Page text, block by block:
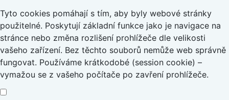
Tyto cookies pomáhají s tím, aby byly webové stránky
použitelné. Poskytují základní funkce jako je navigace na
stránce nebo změna rozlišení prohlížeče dle velikosti
vašeho zařízení. Bez těchto souborů nemůže web správně
fungovat. Používáme krátkodobé (session cookie) –
vymažou se z vašeho počítače po zavření prohlížeče.